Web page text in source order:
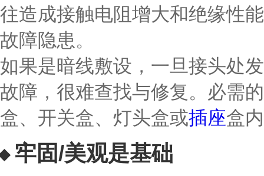
往造成接触电阻增大和绝缘性
故障隐患。
如果是暗线敷设，一旦接头处
故障，很难查找与修复。必需
盒、开关盒、灯头盒或插座盒
牢固/美观是基础